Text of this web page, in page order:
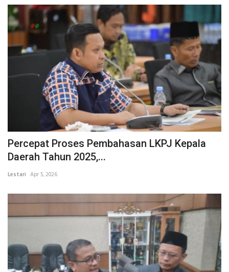
Percepat Proses Pembahasan LKPJ Kepala
Daerah Tahun 2025,...
Lestari Apr 5, 2026